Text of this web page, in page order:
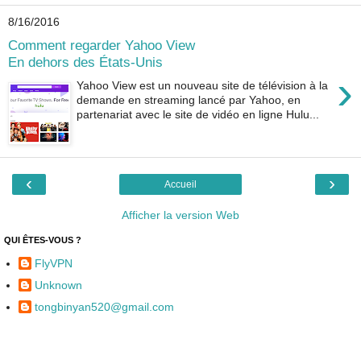
8/16/2016
Comment regarder Yahoo View
En dehors des États-Unis
›
Yahoo View est un nouveau site de télévision à la
demande en streaming lancé par Yahoo, en
partenariat avec le site de vidéo en ligne Hulu...
‹ ›
Accueil
Afficher la version Web
QUI ÊTES-VOUS ?
FlyVPN
Unknown
tongbinyan520@gmail.com